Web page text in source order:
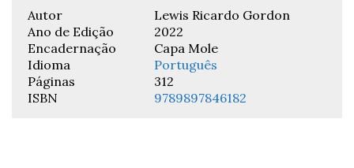
Autor
Lewis Ricardo Gordon
Ano de Edição
2022
Encadernação
Capa Mole
Idioma
Português
Páginas
312
ISBN
9789897846182